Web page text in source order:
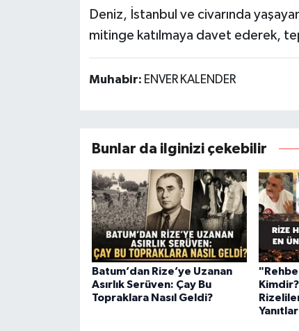
Deniz, İstanbul ve civarında
mitinge katılmaya davet ederek,
Muhabir: ENVER KALENDER
Bunlar da ilginizi çekebilir
Batum’dan Rize’ye Uzanan
Asırlık Serüven: Çay Bu
Topraklara Nasıl Geldi?